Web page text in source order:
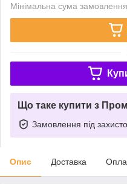
Мінімальна сума
Що таке купити з
Замовлення під
Опис Доставка